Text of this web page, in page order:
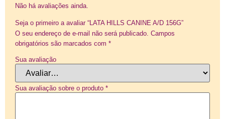
Não há avaliações ainda.
Seja o primeiro a avaliar “LATA HILLS CANINE A/D 156G”
O seu endereço de e-mail não será publicado. Campos
obrigatórios são marcados com *
Sua avaliação
Sua avaliação sobre o produto *